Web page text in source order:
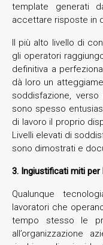
template generati
accettare risposte in
Il più alto livello di
gli operatori
definitiva a
dà loro un
soddisfazione,
sono spesso
di lavoro il proprio
Livelli elevati di
sono dimostrati e
3. Ingiustificati miti per
Qualunque
lavoratori che
tempo stesso le
all’organizzazione